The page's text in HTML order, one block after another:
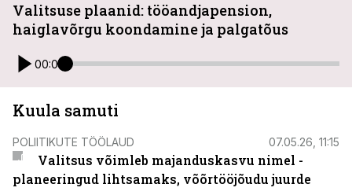
Valitsuse plaanid: tööandjapension,
haiglavõrgu koondamine ja palgatõus
00:00
Kuula samuti
POLIITIKUTE TÖÖLAUD 07.05.26, 11:15
Valitsus võimleb majanduskasvu nimel -
planeeringud lihtsamaks, võõrtööjõudu juurde